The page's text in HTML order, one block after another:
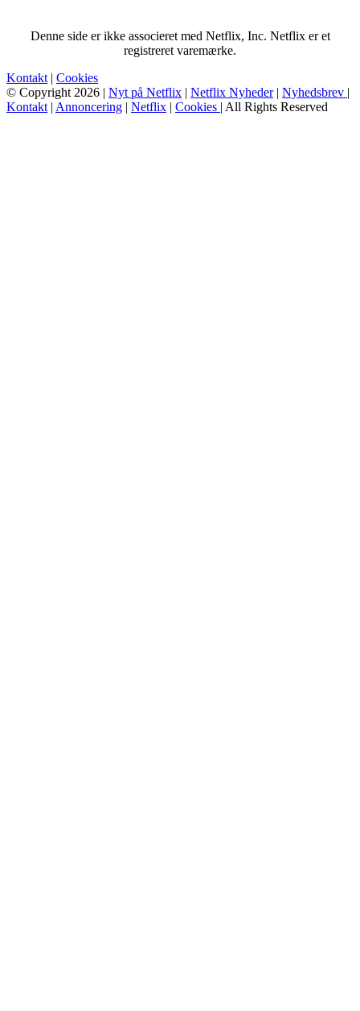
Denne side er ikke associeret med Netflix, Inc. Netflix er et
registreret varemærke.
Kontakt | Cookies
© Copyright 2026 | Nyt på Netflix | Netflix Nyheder| Nyhedsbrev |
Kontakt | Annoncering | Netflix | Cookies | All Rights Reserved